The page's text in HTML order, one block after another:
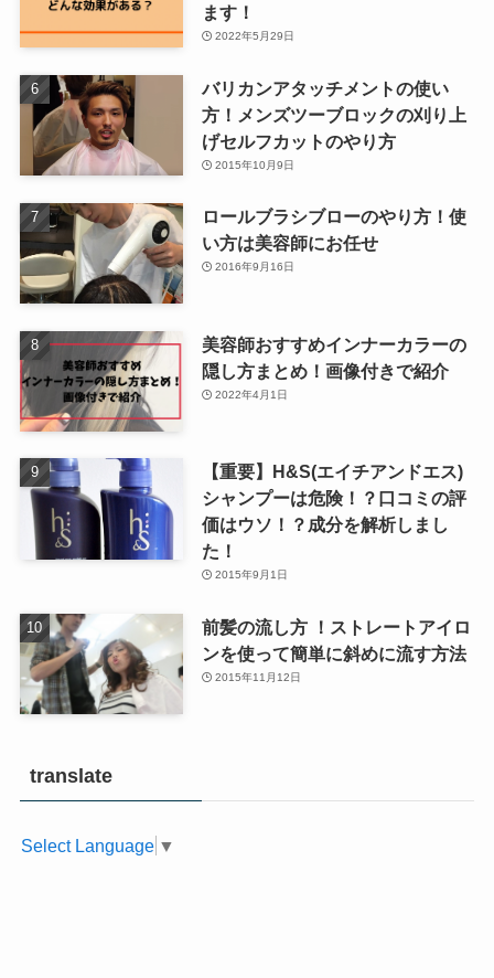
ます！
2022年5月29日
バリカンアタッチメントの使い
方！メンズツーブロックの刈り上
げセルフカットのやり方
2015年10月9日
ロールブラシブローのやり方！使
い方は美容師にお任せ
2016年9月16日
美容師おすすめインナーカラーの
隠し方まとめ！画像付きで紹介
2022年4月1日
【重要】H&S(エイチアンドエス)
シャンプーは危険！？口コミの評
価はウソ！？成分を解析しまし
た！
2015年9月1日
前髪の流し方 ！ストレートアイロ
ンを使って簡単に斜めに流す方法
2015年11月12日
translate
Select Language ▼